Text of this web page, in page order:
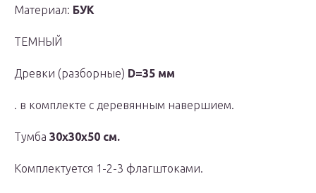
Материал: БУК
ТЕМНЫЙ
Древки (разборные) D=35 мм
. в комплекте с деревянным навершием.
Тумба 30х30х50 см.
Комплектуется 1-2-3 флагштоками.